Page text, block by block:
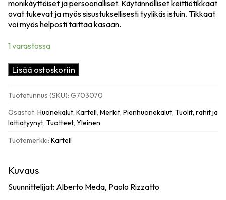
monikäyttöiset ja persoonalliset. Käytännölliset keittiötikkaat
ovat tukevat ja myös sisustuksellisesti tyylikäs istuin. Tikkaat
voi myös helposti taittaa kasaan.
1 varastossa
Kartell
Upper
kirkas
määrä
Lisää ostoskoriin
Tuotetunnus (SKU): G703070
Osastot: Huonekalut, Kartell, Merkit, Pienhuonekalut, Tuolit, rahit ja
lattiatyynyt, Tuotteet, Yleinen
Tuotemerkki: Kartell
Kuvaus
Suunnittelijat: Alberto Meda, Paolo Rizzatto